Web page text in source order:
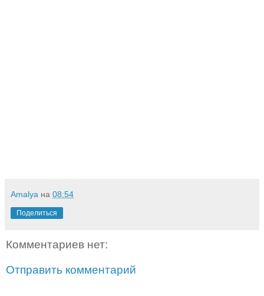
Amalya на 08:54
Поделиться
Комментариев нет:
Отправить комментарий